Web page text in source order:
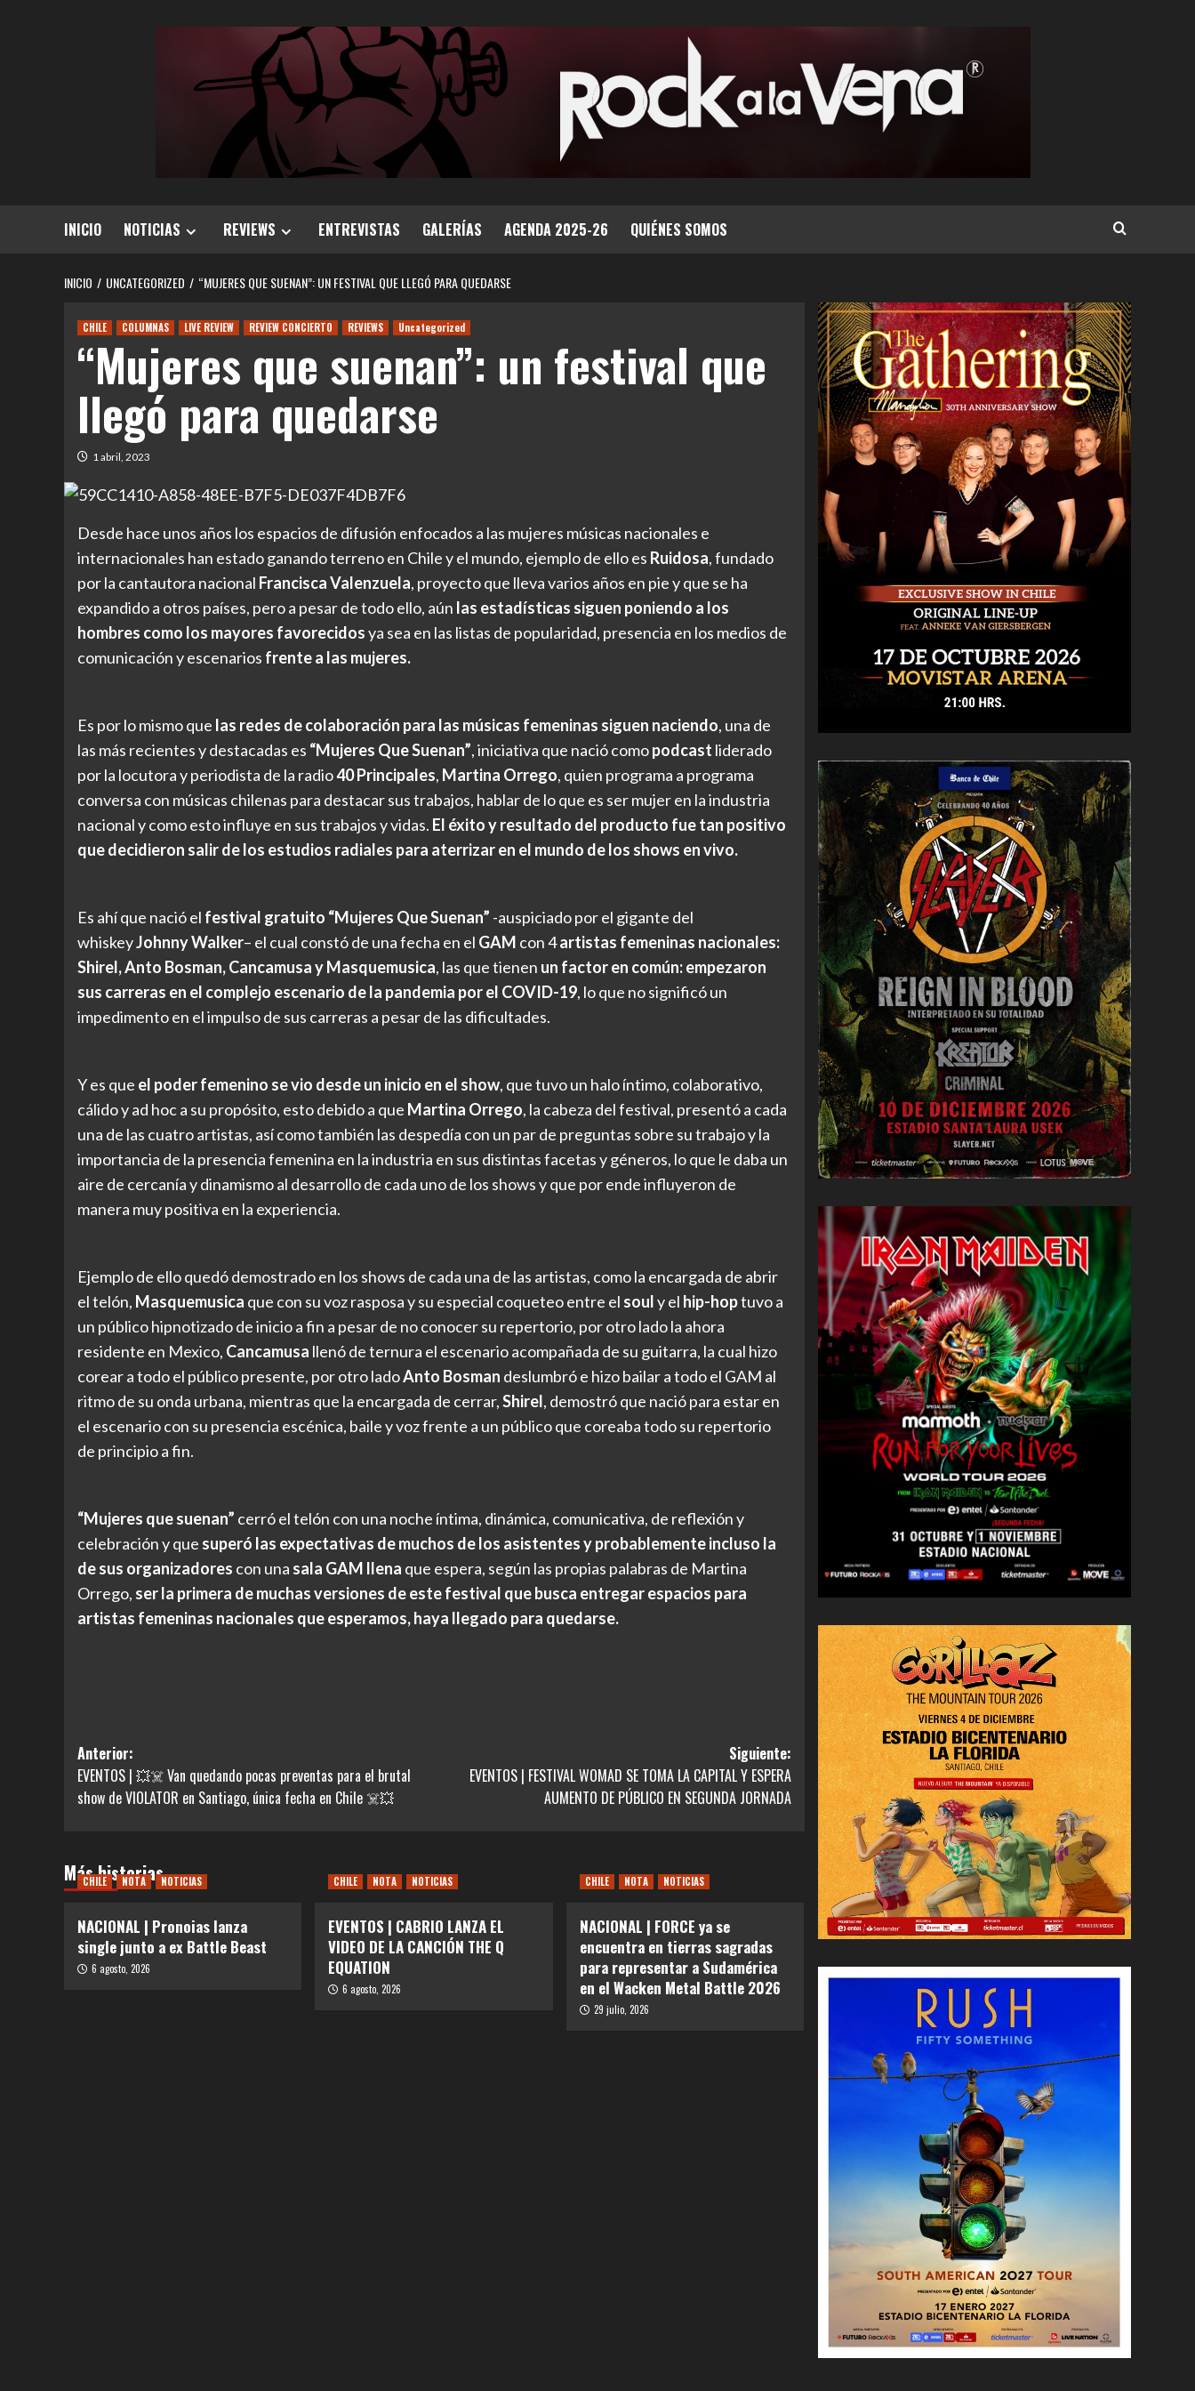
INICIO NOTICIAS REVIEWS ENTREVISTAS GALERÍAS AGENDA 2025-26 QUIÉNES SOMOS
INICIO UNCATEGORIZED “MUJERES QUE SUENAN”: UN FESTIVAL QUE LLEGÓ PARA QUEDARSE
CHILE COLUMNAS LIVE REVIEW REVIEW CONCIERTO REVIEWS Uncategorized
“Mujeres que suenan”: un festival que
llegó para quedarse
1 abril, 2023
Desde hace unos años los espacios de difusión enfocados a las mujeres músicas nacionales e
internacionales han estado ganando terreno en Chile y el mundo, ejemplo de ello es Ruidosa, fundado
por la cantautora nacional Francisca Valenzuela, proyecto que lleva varios años en pie y que se ha
expandido a otros países, pero a pesar de todo ello, aún las estadísticas siguen poniendo a los
hombres como los mayores favorecidosya sea en las listas de popularidad, presencia en los medios de
comunicación y escenarios frente a las mujeres.
Es por lo mismo que las redes de colaboración para las músicas femeninas siguen naciendo, una de
las más recientes y destacadas es “Mujeres Que Suenan”, iniciativa que nació comopodcast liderado
por la locutora y periodista de la radio40Principales, Martina Orrego, quien programa a programa
conversa con músicas chilenas para destacar sus trabajos, hablar de lo que es ser mujer en la industria
nacional y como esto influye en sus trabajos y vidas. El éxito y resultado del producto fue tan positivo
que decidieron salir de los estudios radiales para aterrizar en el mundo de los shows en vivo.
Es ahí que nació el festival gratuito “Mujeres Que Suenan” -auspiciado por el gigante del
whiskeyJohnny Walker– el cual constó de una fecha en el GAM con 4artistas femeninas nacionales:
Shirel, Anto Bosman, Cancamusa y Masquemusica, las que tienen un factor en común: empezaron
sus carreras en el complejo escenario de la pandemia por el COVID-19, lo que no significó un
impedimento en el impulso de sus carreras a pesar de las dificultades.
Y es que el poder femenino se vio desde un inicio en el show, que tuvo un halo íntimo, colaborativo,
cálido y ad hoc a su propósito, esto debido a que Martina Orrego, la cabeza del festival, presentó a cada
una de las cuatro artistas, así como también las despedía con un par de preguntas sobre su trabajo y la
importancia de la presencia femenina en la industria en sus distintas facetas y géneros, lo que le daba un
aire de cercanía y dinamismo al desarrollo de cada uno de los shows y que por ende influyeron de
manera muy positiva en la experiencia.
Ejemplo de ello quedó demostrado en los shows de cada una de las artistas, como la encargada de abrir
el telón, Masquemusica que con su voz rasposa y su especial coqueteo entre el souly el hip-hoptuvo a
un público hipnotizado de inicio a fin a pesar de no conocer su repertorio, por otro lado la ahora
residente en Mexico, Cancamusa llenó de ternura el escenario acompañada de su guitarra, la cual hizo
corear a todo el público presente, por otro ladoAnto Bosman deslumbró e hizo bailar a todo el GAM al
ritmo de su onda urbana, mientras que la encargada de cerrar,Shirel, demostró que nació para estar en
el escenario con su presencia escénica, baile y voz frente a un público que coreaba todo su repertorio
de principio a fin.
“Mujeres que suenan” cerró el telón con una noche íntima, dinámica, comunicativa, de reflexión y
celebración y que superó las expectativas de muchos de los asistentes y probablemente incluso la
de sus organizadores con una sala GAM llena que espera, según las propias palabras de Martina
Orrego, ser la primera de muchas versiones de este festival que busca entregar espacios para
artistas femeninas nacionales que esperamos, haya llegado para quedarse.
Navegación
de
entradas
Anterior:
EVENTOS | 💥☠️ Van quedando pocas preventas para el brutal
show de VIOLATOR en Santiago, única fecha en Chile ☠️💥
Siguiente:
EVENTOS | FESTIVAL WOMAD SE TOMA LA CAPITAL Y ESPERA
AUMENTO DE PÚBLICO EN SEGUNDA JORNADA
Más historias
CHILE NOTA NOTICIAS
NACIONAL | Pronoias lanza
single junto a ex Battle Beast
6 agosto, 2026
CHILE NOTA NOTICIAS
EVENTOS | CABRIO LANZA EL
VIDEO DE LA CANCIÓN THE Q
EQUATION
6 agosto, 2026
CHILE NOTA NOTICIAS
NACIONAL | FORCE ya se
encuentra en tierras sagradas
para representar a Sudamérica
en el Wacken Metal Battle 2026
29 julio, 2026